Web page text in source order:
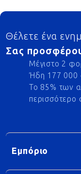
Footer
Θέλετε ένα
Σας
Μέγιστο 2
Ήδη 177 000
Το 85% των
περισσότερο
Εμπόριο